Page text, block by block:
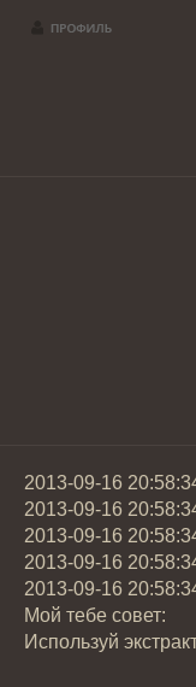
2013-09-16
2013-09-16
2013-09-16
2013-09-16
2013-09-16
Мой тебе совет:
Используй